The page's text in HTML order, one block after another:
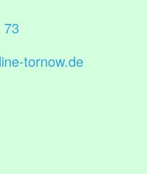
tornow.de